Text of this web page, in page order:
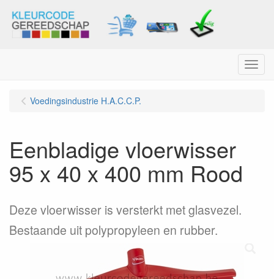
Menu
Voedingsindustrie H.A.C.C.P.
Eenbladige vloerwisser
95 x 40 x 400 mm Rood
Deze vloerwisser is versterkt met glasvezel.
Bestaande uit polypropyleen en rubber.